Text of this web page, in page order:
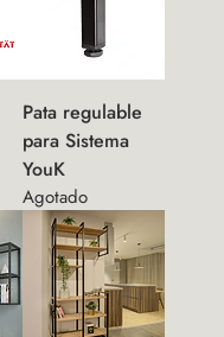
Pata regulable
para Sistema
YouK
Agotado